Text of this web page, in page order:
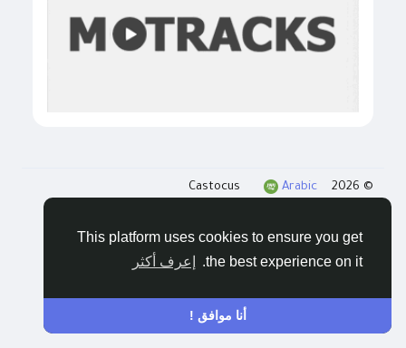
This platform uses cookies to ensure you get
the best experience on it.
إعرف أكثر
أنا موافق !
© 2026 Castocus
Arabic